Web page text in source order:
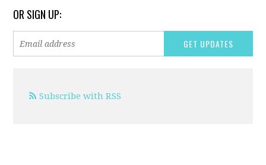
OR SIGN UP:
Subscribe with RSS